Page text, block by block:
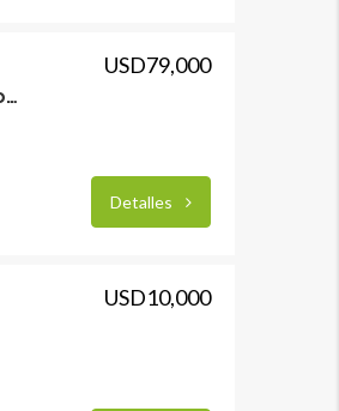
Próximas a San Jose-Productivas Fracciones de Campo!
USD79,000
Detalles
USD10,000